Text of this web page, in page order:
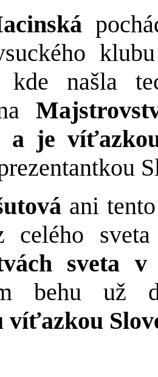
našla
a je
ani
celého
sveta
behu už